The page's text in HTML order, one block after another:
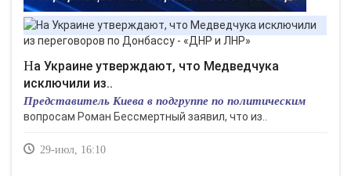
На Украине утверждают, что Медведчука
исключили из..
Представитель Киева в подгруппе по политическим
вопросам Роман Бессмертный заявил, что из..
29-июл, 16:10